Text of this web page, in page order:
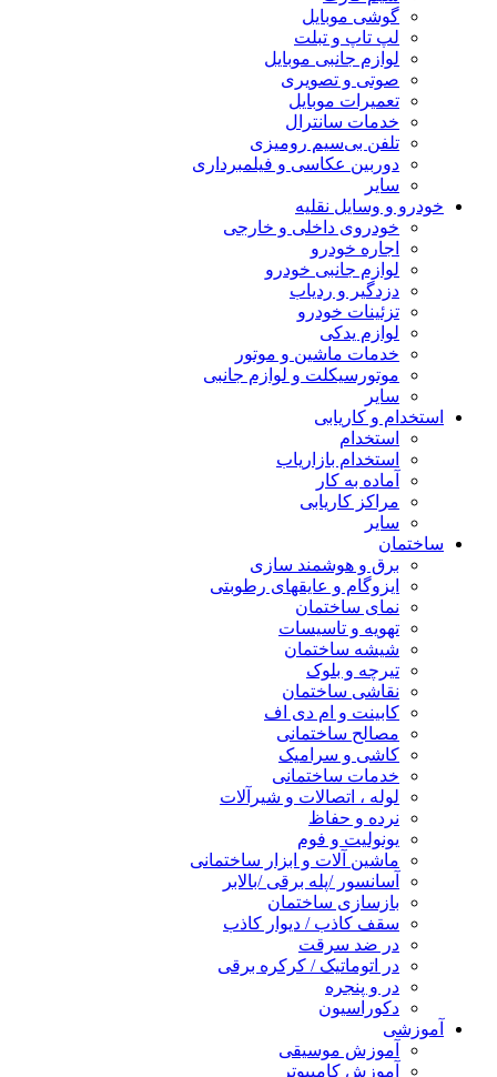
گوشی موبایل
لپ تاپ و تبلت
لوازم جانبی موبایل
صوتی و تصویری
تعمیرات موبایل
خدمات سانترال
تلفن بی‌سیم رومیزی
دوربین عکاسی و فیلمبرداری
سایر
خودرو و وسایل نقلیه
خودروی داخلی و خارجی
اجاره خودرو
لوازم جانبی خودرو
دزدگیر و ردیاب
تزئینات خودرو
لوازم یدکی
خدمات ماشین و موتور
موتورسیکلت و لوازم جانبی
سایر
استخدام و کاریابی
استخدام
استخدام بازاریاب
آماده به کار
مراکز کاریابی
سایر
ساختمان
برق و هوشمند سازی
ایزوگام و عایقهای رطوبتی
نمای ساختمان
تهویه و تاسیسات
شیشه ساختمان
تیرچه و بلوک
نقاشی ساختمان
کابینت و ام دی اف
مصالح ساختمانی
کاشی و سرامیک
خدمات ساختمانی
لوله ، اتصالات و شیرآلات
نرده و حفاظ
یونولیت و فوم
ماشین آلات و ابزار ساختمانی
آسانسور /پله برقی /بالابر
بازسازی ساختمان
سقف کاذب / دیوار کاذب
در ضد سرقت
در اتوماتیک / کرکره برقی
در و پنجره
دکوراسیون
آموزشی
آموزش موسیقی
آموزش کامپیوتر